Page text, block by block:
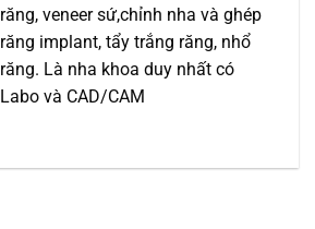
răng, veneer sứ,chỉnh nha và ghép
răng implant, tẩy trắng răng, nhổ
răng. Là nha khoa duy nhất có
Labo và CAD/CAM